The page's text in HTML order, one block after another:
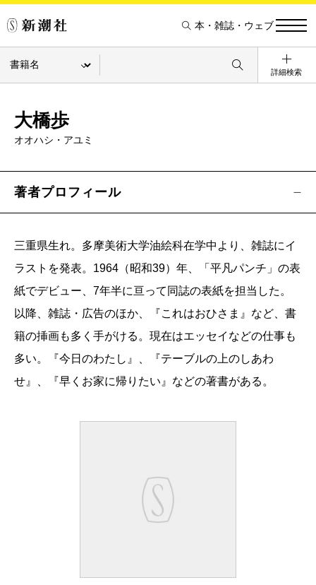
本・雑誌・ウェブ
詳細検索
大橋歩
オオハシ・アユミ
著者プロフィール
三重県生れ。多摩美術大学油絵科在学中より、雑誌にイ
ラストを発表。1964（昭和39）年、「平凡パンチ」の表
紙でデビュー、7年半に亘って同誌の表紙を担当した。
以降、雑誌・広告のほか、『これはおひさま』など、書
籍の挿画も多く手がける。現在はエッセイなどの仕事も
多い。『今日のわたし』、『テーブルの上のしあわ
せ』、『早くお家に帰りたい』などの著書がある。